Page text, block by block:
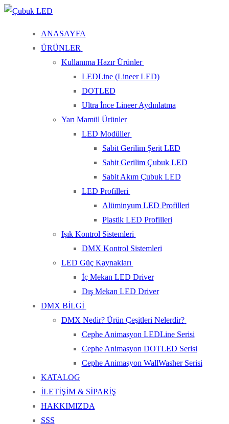
İçeriğe
Menü
Kapat
ANASAYFA
ÜRÜNLER
Kullanıma Hazır Ürünler
LEDLine (Lineer LED)
DOTLED
Ultra İnce Lineer Aydınlatma
Yarı Mamül Ürünler
LED Modüller
Sabit Gerilim Şerit LED
Sabit Gerilim Çubuk LED
Sabit Akım Çubuk LED
LED Profilleri
Alüminyum LED Profilleri
Plastik LED Profilleri
Işık Kontrol Sistemleri
DMX Kontrol Sistemleri
LED Güç Kaynakları
İç Mekan LED Driver
Dış Mekan LED Driver
DMX BİLGİ
DMX Nedir? Ürün Çeşitleri Nelerdir?
Cephe Animasyon LEDLine Serisi
Cephe Animasyon DOTLED Serisi
Cephe Animasyon WallWasher Serisi
KATALOG
İLETİŞİM & SİPARİŞ
HAKKIMIZDA
SSS